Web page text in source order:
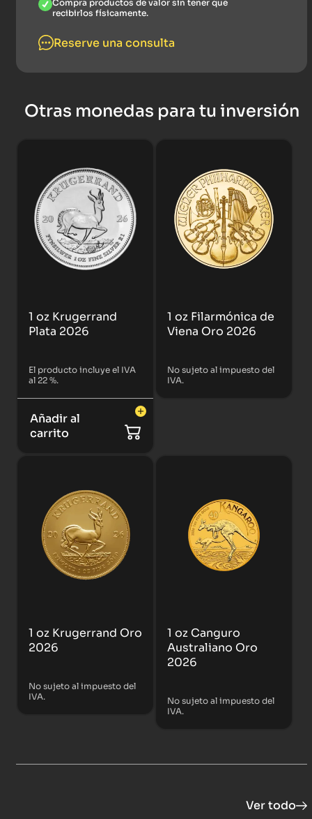
Compra productos de valor sin tener que
recibirlos físicamente.
Reserve una consulta
Otras monedas para tu inversión
1 oz Krugerrand
Plata 2026
El producto incluye el IVA
al 22 %.
Añadir al
carrito
1 oz Filarmónica de
Viena Oro 2026
No sujeto al impuesto del
IVA.
1 oz Krugerrand Oro
2026
No sujeto al impuesto del
IVA.
1 oz Canguro
Australiano Oro
2026
No sujeto al impuesto del
IVA.
Ver todo